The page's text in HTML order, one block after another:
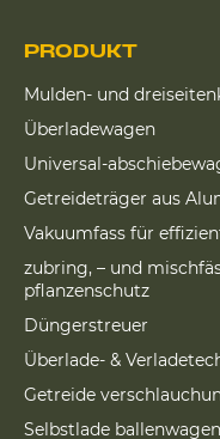
PRODUKT
Mulden- und
Überladewagen
Universal-
Getreideträger aus
Vakuumfass für
zubring, – und
pflanzenschutz
Düngerstreuer
Überlade- &
Getreide
Selbstlade ballenwagen